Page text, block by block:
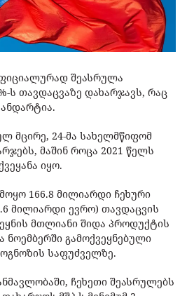
შეასრულა
ს თავდაცვაზე დახარჯავს, რაც
მცირე, 24-მა სახელმწიფომ
მაშინ როცა 2021 წელს
იყო.
166.8 მილიარდი ჩეხური
მილიარდი ევრო) თავდაცვის
მთლიანი შიდა პროდუქტის
ნოემბერში გამოქვეყნებული
საფუძველზე.
ჩეხეთი შეასრულებს